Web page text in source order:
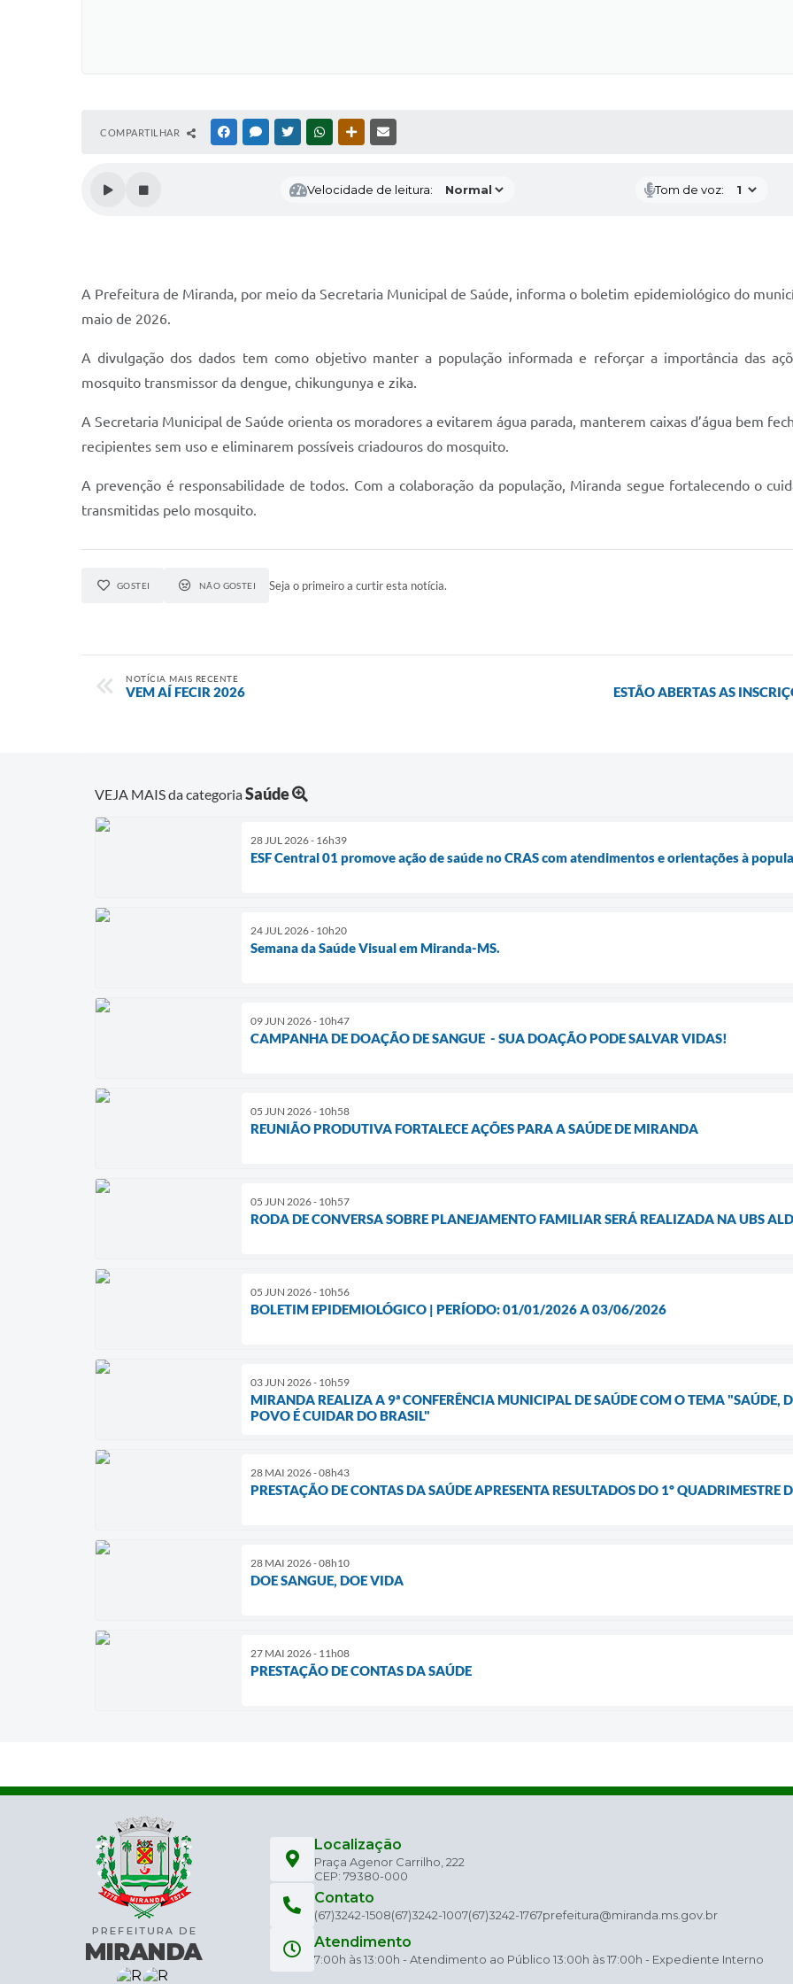
COMPARTILHAR FACEBOOKMESSENGER
TWITTERWHATSAPPOUTRAS MÍDIAS
Velocidade de leitura: Tom de voz:
A Prefeitura de Miranda, por meio da Secretaria Municipal de Saúde, informa o boletim epidemiológico do
maio de 2026.
A divulgação dos dados tem como objetivo manter a população informada e reforçar a importância das
mosquito transmissor da dengue, chikungunya e zika.
A Secretaria Municipal de Saúde orienta os moradores a evitarem água parada, manterem caixas d’água bem
recipientes sem uso e eliminarem possíveis criadouros do mosquito.
A prevenção é responsabilidade de todos. Com a colaboração da população, Miranda segue fortalecendo o
transmitidas pelo mosquito.
GOSTEI NÃO GOSTEI Seja o primeiro a curtir esta notícia.
NOTÍCIA MAIS RECENTE
VEM AÍ FECIR 2026 ESTÃO ABERTAS AS
VEJA MAIS da categoriaSaúde
28 JUL 2026 - 16h39
ESF Central 01 promove ação de saúde no CRAS com atendimentos e orientações à
24 JUL 2026 - 10h20
Semana da Saúde Visual em Miranda-MS.
09 JUN 2026 - 10h47
CAMPANHA DE DOAÇÃO DE SANGUE - SUA DOAÇÃO PODE SALVAR VIDAS!
05 JUN 2026 - 10h58
REUNIÃO PRODUTIVA FORTALECE AÇÕES PARA A SAÚDE DE MIRANDA
05 JUN 2026 - 10h57
RODA DE CONVERSA SOBRE PLANEJAMENTO FAMILIAR SERÁ REALIZADA NA UBS
05 JUN 2026 - 10h56
BOLETIM EPIDEMIOLÓGICO | PERÍODO: 01/01/2026 A 03/06/2026
03 JUN 2026 - 10h59
MIRANDA REALIZA A 9ª CONFERÊNCIA MUNICIPAL DE SAÚDE COM O TEMA "SAÚDE,
POVO É CUIDAR DO BRASIL"
28 MAI 2026 - 08h43
PRESTAÇÃO DE CONTAS DA SAÚDE APRESENTA RESULTADOS DO 1º QUADRIMESTRE
28 MAI 2026 - 08h10
DOE SANGUE, DOE VIDA
27 MAI 2026 - 11h08
PRESTAÇÃO DE CONTAS DA SAÚDE
Localização
Praça Agenor Carrilho, 222
CEP: 79380-000
Contato
(67)3242-1508(67)3242-1007(67)3242-1767prefeitura@miranda.ms.gov.br
Atendimento
7:00h às 13:00h - Atendimento ao Público 13:00h às 17:00h - Expediente Interno